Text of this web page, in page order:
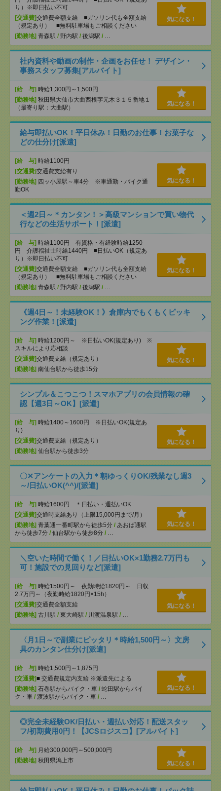
り）※即日払い不可
[交通費]交通費全額支給 ■ガソリン代も全額支給
（規定あり） ■無料駐車場もご相談ください
[勤務地] 青森駅 / 野内駅 / 後潟駅 / …
気になる！
社内資料や動画の制作・企画をお任せ！ デザイン・
事務スタッフ募集[アルバイト]
[給 与] 時給1,300円～1,500円
[勤務地] 秋田県大仙市大曲西根字元木３１５番地１
（最寄り駅：大曲駅）
気になる！
給与即払いOK！平日休み！日勤のお仕事！お菓子な
どの仕分け[派遣]
[給 与] 時給1100円
[交通費]交通費支給有り
[勤務地] 四ッ小屋駅～車4分 ※車通勤・バイク通
勤OK
気になる！
＜週2日～＊カンタン！＞高級マンションで買い物代
行などの生活サポート！[派遣]
[給 与] 時給1100円 有資格・有経験時給1250
円 介護福祉士時給1440円 ■日払いOK（規定あ
り）※即日払い不可
[交通費]交通費全額支給 ■ガソリン代も全額支給
（規定あり） ■無料駐車場もご相談ください
[勤務地] 青森駅 / 野内駅 / 後潟駅 / …
気になる！
《週4日～！未経験OK！》倉庫内でもくもくピッキ
ング作業！[派遣]
[給 与] 時給1200円～ ※日払いOK(規定あり) ※
スキルにより応相談
[交通費]交通費支給（規定あり）
[勤務地] 南仙台駅から徒歩15分
気になる！
シンプル＆こつこつ！スマホアプリの会員情報の確
認【週3日～OK】[派遣]
[給 与] 時給1400～1600円 ※日払いOK(規定あ
り)
[交通費]交通費支給（規定あり）
[勤務地] 仙台駅から徒歩3分
気になる！
〇✕アンケートの入力＊朝ゆっくりOK/残業なし週3
～/日払いOK(^^)/[派遣]
[給 与] 時給1600円 ＊日払い・週払いOK
[交通費]交通時支給あり（上限15,000円まで/月）
[勤務地] 青葉通一番町駅から徒歩5分 / あおば通駅
から徒歩7分 / 仙台駅から徒歩8分 / …
気になる！
＼空いた時間で働く！／日払いOK×1勤務2.7万円も
可！施設での見回りなど[派遣]
[給 与] 時給1500円～ 夜勤時給1820円～ 日収
2.7万円～（夜勤時給1820円×15h）
[交通費]交通費全額支給
[勤務地] 古川駅 / 東大崎駅 / 川渡温泉駅 / …
気になる！
〈月1日～で副業にピッタリ＊時給1,500円～〉文房
具のカンタン仕分け[派遣]
[給 与] 時給1,500円～1,875円
[交通費]■ 交通費規定内支給 ※派遣先による
[勤務地] 石巻駅からバイク・車 / 蛇田駅からバイ
ク・車 / 渡波駅からバイク・車 / …
気になる！
◎完全未経験OK/日払い・週払い対応！配送スタッ
フ/初期費用0円！【JCSロジスコ】[アルバイト]
[給 与] 月給300,000円～500,000円
[勤務地] 秋田県潟上市 気になる！